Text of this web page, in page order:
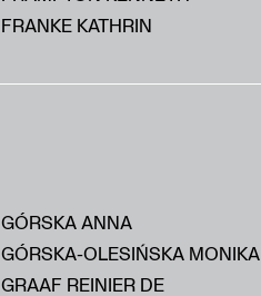
FRANKE KATHRIN
GÓRSKA ANNA
GÓRSKA-OLESIŃSKA MONIKA
GRAAF REINIER DE